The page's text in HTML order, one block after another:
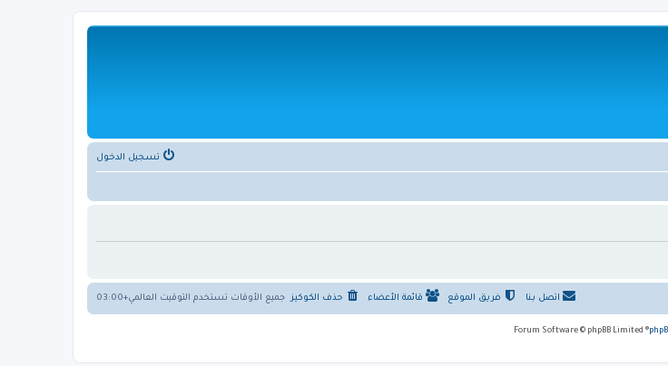
تسجيل الدخول
جميع الأوقات تستخدم التوقيت العالمي+03:00 حذف الكوكيز قائمة الأعضاء فريق الموقع اتصل بنا
® Forum Software © phpBB Limited